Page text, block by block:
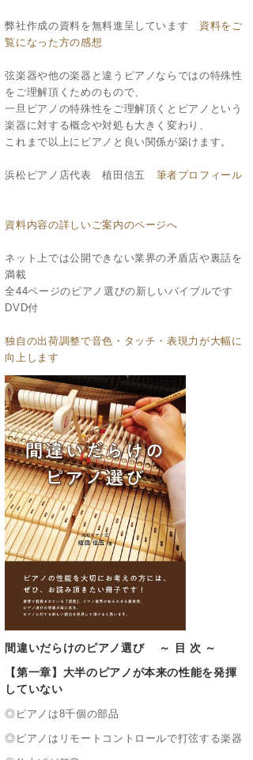
弊社作成の資料を無料進呈しています 資料をご
覧になった方の感想
弦楽器や他の楽器と違うピアノならではの特殊性
をご理解頂くためのもので、
一旦ピアノの特殊性をご理解頂くとピアノという
楽器に対する概念や対処も大きく変わり、
これまで以上にピアノと良い関係が築けます。
浜松ピアノ店代表 植田信五 筆者プロフィール
資料内容の詳しいご案内のページへ
ネット上では公開できない業界の矛盾店や裏話を
満載
全44ページのピアノ選びの新しいバイブルです
DVD付
独自の出荷調整で音色・タッチ・表現力が大幅に
向上します
間違いだらけのピアノ選び ～ 目 次 ～
【第一章】大半のピアノが本来の性能を発揮
していない
◎ピアノは8千個の部品
◎ピアノはリモートコントロールで打弦する楽器